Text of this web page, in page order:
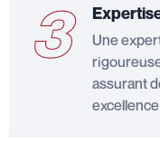
3
Une
assurant